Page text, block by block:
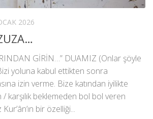
2026
GİRİN…” DUAMIZ (Onlar şöyle
yoluna kabul ettikten sonra
izin verme. Bize katından iyilikte
karşılık beklemeden bol bol veren
bir özelliği...